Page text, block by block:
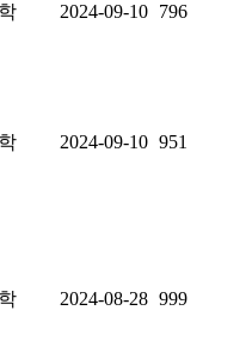
2024-09-10 796
2024-09-10 951
2024-08-28 999